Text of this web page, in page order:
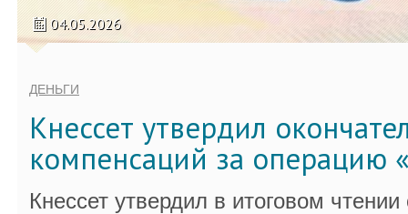
04.05.2026
ДЕНЬГИ
Кнессет утвердил
компенсаций за операцию
Кнессет утвердил в итоговом